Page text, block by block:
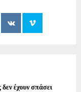
έχουν σπάσει